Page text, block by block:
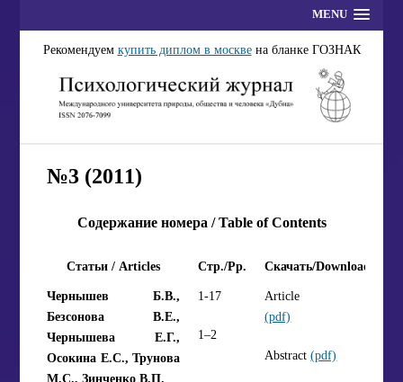
MENU
Рекомендуем купить диплом в москвена бланке ГОЗНАК
№3 (2011)
Содержание номера / Table of Contents
Статьи / Articles Стр./Pp. Скачать/Download
Чернышев Б.В.,
Безсонова В.Е.,
Чернышева Е.Г.,
Осокина Е.С., Трунова
М.С., Зинченко В.П.
1-17
1–2
Article
(pdf)
Abstract(pdf)